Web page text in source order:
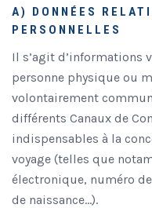
A) DONNÉES
PERSONNELLES
Il s’agit d’informations
personne physique ou
volontairement
différents Canaux de
indispensables à la
voyage (telles que
électronique, numéro
de naissance…).